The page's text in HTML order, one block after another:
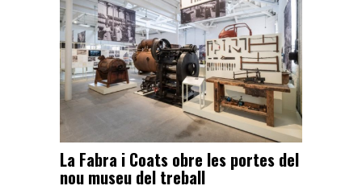
La Fabra i Coats obre les portes del
nou museu del treball